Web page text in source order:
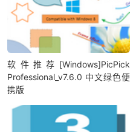
软件推荐[Windows]PicPick
Professional_v7.6.0 中文绿色便
携版